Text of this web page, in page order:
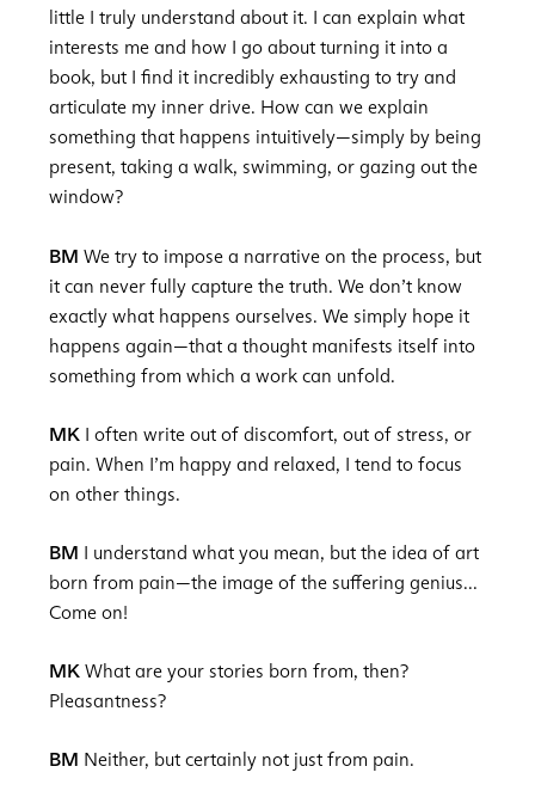
little I truly understand about it. I can explain what
interests me and how I go about turning it into a
book, but I find it incredibly exhausting to try and
articulate my inner drive. How can we explain
something that happens intuitively—simply by being
present, taking a walk, swimming, or gazing out the
window?
BM We try to impose a narrative on the process, but
it can never fully capture the truth. We don’t know
exactly what happens ourselves. We simply hope it
happens again—that a thought manifests itself into
something from which a work can unfold.
MK I often write out of discomfort, out of stress, or
pain. When I’m happy and relaxed, I tend to focus
on other things.
BM I understand what you mean, but the idea of art
born from pain—the image of the suffering genius...
Come on!
MK What are your stories born from, then?
Pleasantness?
BM Neither, but certainly not just from pain.